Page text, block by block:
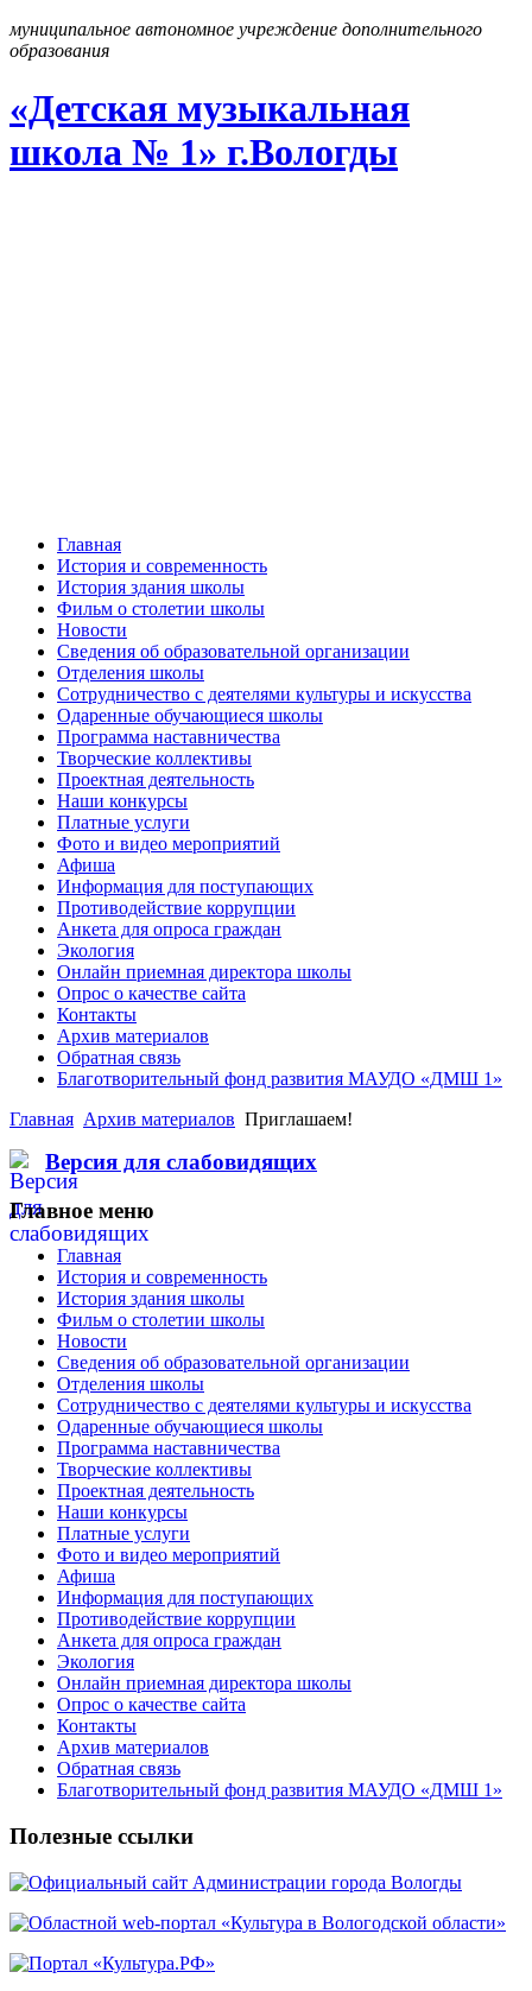
муниципальное автономное учреждение дополнительного
образования
«Детская музыкальная
школа № 1» г.Вологды
Главная
История и современность
История здания школы
Фильм о столетии школы
Новости
Сведения об образовательной организации
Отделения школы
Сотрудничество с деятелями культуры и искусства
Одаренные обучающиеся школы
Программа наставничества
Творческие коллективы
Проектная деятельность
Наши конкурсы
Платные услуги
Фото и видео мероприятий
Афиша
Информация для поступающих
Противодействие коррупции
Анкета для опроса граждан
Экология
Онлайн приемная директора школы
Опрос о качестве сайта
Контакты
Архив материалов
Обратная связь
Благотворительный фонд развития МАУДО «ДМШ 1»
Главная Архив материалов Приглашаем!
Версия для слабовидящих
Главное меню
Главная
История и современность
История здания школы
Фильм о столетии школы
Новости
Сведения об образовательной организации
Отделения школы
Сотрудничество с деятелями культуры и искусства
Одаренные обучающиеся школы
Программа наставничества
Творческие коллективы
Проектная деятельность
Наши конкурсы
Платные услуги
Фото и видео мероприятий
Афиша
Информация для поступающих
Противодействие коррупции
Анкета для опроса граждан
Экология
Онлайн приемная директора школы
Опрос о качестве сайта
Контакты
Архив материалов
Обратная связь
Благотворительный фонд развития МАУДО «ДМШ 1»
Полезные ссылки